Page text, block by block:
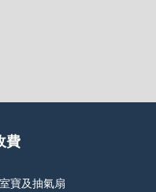
費
寶及抽氣扇